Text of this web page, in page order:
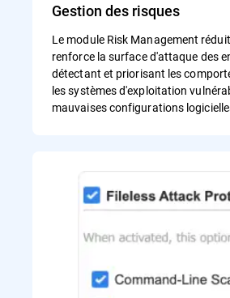
Gestion des risques
Le module Risk Management
renforce la surface d'attaque des
détectant et priorisant les
les systèmes d'exploitation
mauvaises configurations